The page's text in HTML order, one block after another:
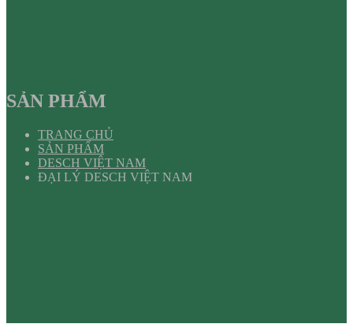
SẢN PHẨM
TRANG CHỦ
SẢN PHẨM
DESCH VIỆT NAM
ĐẠI LÝ DESCH VIỆT NAM